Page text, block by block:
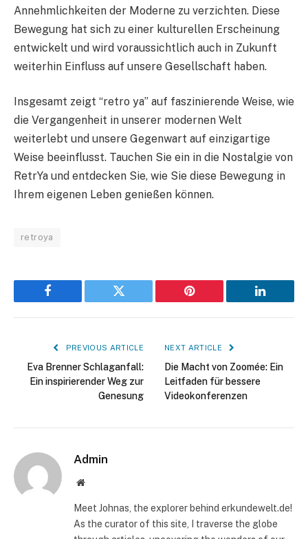
Annehmlichkeiten der Moderne zu verzichten. Diese
Bewegung hat sich zu einer kulturellen Erscheinung
entwickelt und wird voraussichtlich auch in Zukunft
weiterhin Einfluss auf unsere Gesellschaft haben.
Insgesamt zeigt “retro ya” auf faszinierende Weise, wie
die Vergangenheit in unserer modernen Welt
weiterlebt und unsere Gegenwart auf einzigartige
Weise beeinflusst. Tauchen Sie ein in die Nostalgie von
RetrYa und entdecken Sie, wie Sie diese Bewegung in
Ihrem eigenen Leben genießen können.
retroya
Facebook Twitter Pinterest LinkedIn
PREVIOUS ARTICLE
Eva Brenner Schlaganfall:
Ein inspirierender Weg zur
Genesung
NEXT ARTICLE
Die Macht von Zoomée: Ein
Leitfaden für bessere
Videokonferenzen
Admin
Website
Meet Johnas, the explorer behind erkundewelt.de!
As the curator of this site, I traverse the globe